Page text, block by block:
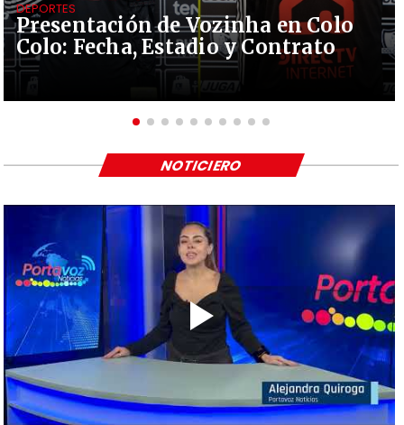
Presentación de Vozinha en Colo
Colo: Fecha, Estadio y Contrato
DEPORTES
NOTICIERO